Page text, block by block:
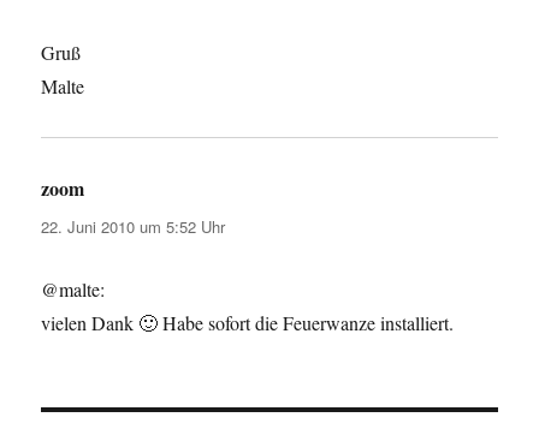
Gruß
Malte
zoom
22. Juni 2010 um 5:52 Uhr
@malte:
vielen Dank 🙂 Habe sofort die Feuerwanze installiert.